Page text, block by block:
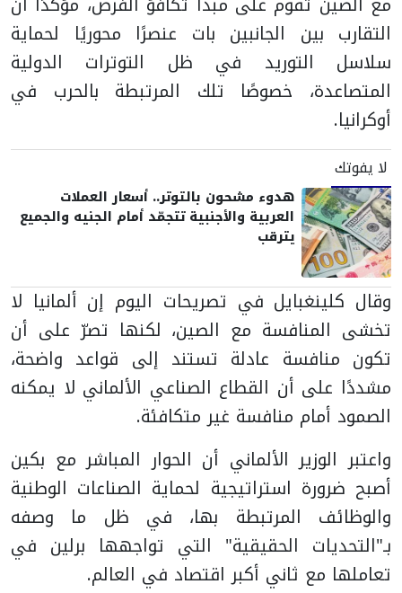
التقارب بين الجانبين بات عنصرًا محوريًا لحماية
سلاسل التوريد في ظل التوترات الدولية
المتصاعدة، خصوصًا تلك المرتبطة بالحرب في
أوكرانيا.
لا يفوتك
هدوء مشحون بالتوتر.. أسعار العملات
العربية والأجنبية تتجمّد أمام الجنيه والجميع
يترقب
وقال كلينغبايل في تصريحات اليوم إن ألمانيا لا
تخشى المنافسة مع الصين، لكنها تصرّ على أن
تكون منافسة عادلة تستند إلى قواعد واضحة،
مشددًا على أن القطاع الصناعي الألماني لا يمكنه
الصمود أمام منافسة غير متكافئة.
واعتبر الوزير الألماني أن الحوار المباشر مع بكين
أصبح ضرورة استراتيجية لحماية الصناعات الوطنية
والوظائف المرتبطة بها، في ظل ما وصفه
بـ"التحديات الحقيقية" التي تواجهها برلين في
تعاملها مع ثاني أكبر اقتصاد في العالم.